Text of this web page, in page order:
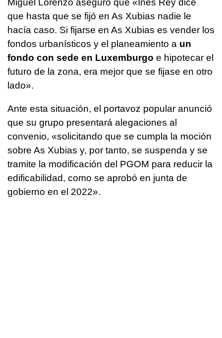
Miguel Lorenzo aseguró que «Inés Rey dice
que hasta que se fijó en As Xubias nadie le
hacía caso. Si fijarse en As Xubias es vender los
fondos urbanísticos y el planeamiento a un
fondo con sede en Luxemburgo e hipotecar el
futuro de la zona, era mejor que se fijase en otro
lado».
Ante esta situación, el portavoz popular anunció
que su grupo presentará alegaciones al
convenio, «solicitando que se cumpla la moción
sobre As Xubias y, por tanto, se suspenda y se
tramite la modificación del PGOM para reducir la
edificabilidad, como se aprobó en junta de
gobierno en el 2022».